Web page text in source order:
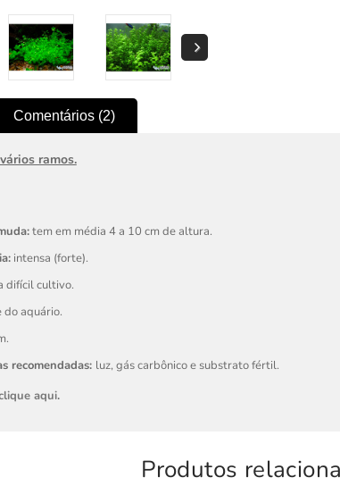
Comentários (2)
ramos.
tem em média 4 a 10 cm de altura.
intensa (forte).
difícil cultivo.
aquário.
recomendadas: luz, gás carbônico e substrato fértil.
aqui.
Produtos